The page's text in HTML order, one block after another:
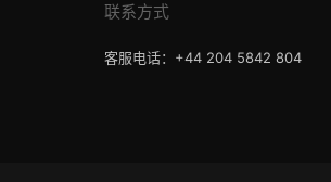
联系方式
客服电话：+44 204 5842 804